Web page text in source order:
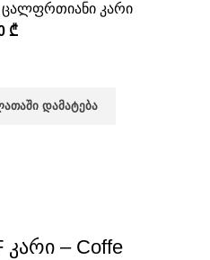
ცალფრთიანი კარი
₾
ᲓᲐᲛᲐᲢᲔᲑᲐ
კარი – Coffe